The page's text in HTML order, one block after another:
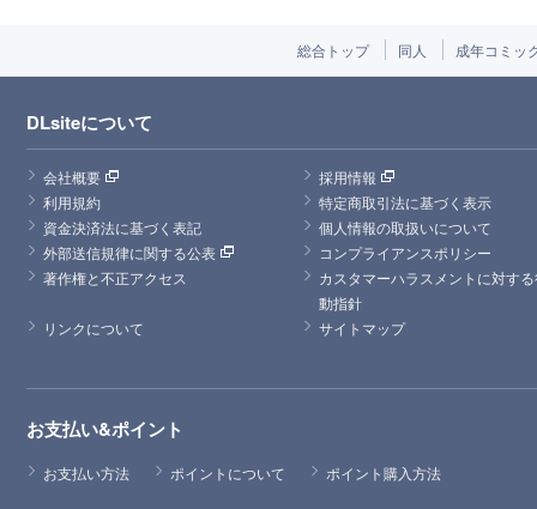
総合トップ 同人 成年コミッ
DLsiteについて
会社概要
採用情報
利用規約
特定商取引法に基づく表示
資金決済法に基づく表記
個人情報の取扱いについて
外部送信規律に関する公表
コンプライアンスポリシー
著作権と不正アクセス
カスタマーハラスメントに対す
動指針
リンクについて
サイトマップ
お支払い&ポイント
お支払い方法 ポイントについて ポイント購入方法